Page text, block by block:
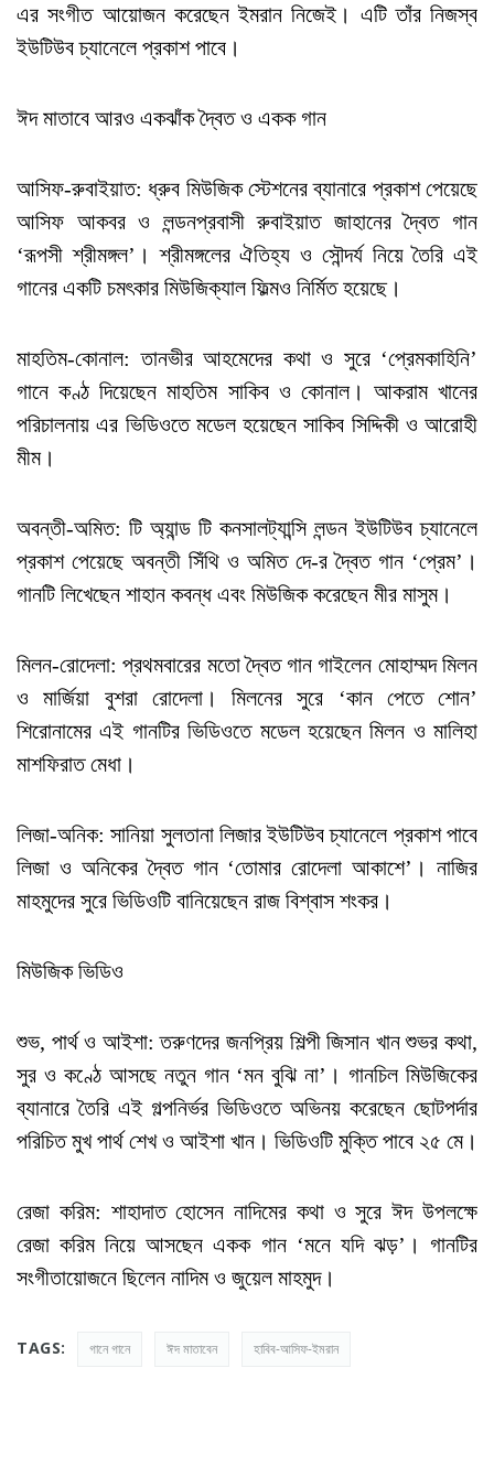
এর সংগীত আয়োজন করেছেন ইমরান নিজেই। এটি তাঁর নিজস্ব
ইউটিউব চ্যানেলে প্রকাশ পাবে।
ঈদ মাতাবে আরও একঝাঁক দ্বৈত ও একক গান
আসিফ-রুবাইয়াত: ধ্রুব মিউজিক স্টেশনের ব্যানারে প্রকাশ পেয়েছে
আসিফ আকবর ও লন্ডনপ্রবাসী রুবাইয়াত জাহানের দ্বৈত গান
‘রূপসী শ্রীমঙ্গল’। শ্রীমঙ্গলের ঐতিহ্য ও সৌন্দর্য নিয়ে তৈরি এই
গানের একটি চমৎকার মিউজিক্যাল ফিল্মও নির্মিত হয়েছে।
মাহতিম-কোনাল: তানভীর আহমেদের কথা ও সুরে ‘প্রেমকাহিনি’
গানে কণ্ঠ দিয়েছেন মাহতিম সাকিব ও কোনাল। আকরাম খানের
পরিচালনায় এর ভিডিওতে মডেল হয়েছেন সাকিব সিদ্দিকী ও আরোহী
মীম।
অবন্তী-অমিত: টি অ্যান্ড টি কনসালট্যান্সি লন্ডন ইউটিউব চ্যানেলে
প্রকাশ পেয়েছে অবন্তী সিঁথি ও অমিত দে-র দ্বৈত গান ‘প্রেম’।
গানটি লিখেছেন শাহান কবন্ধ এবং মিউজিক করেছেন মীর মাসুম।
মিলন-রোদেলা: প্রথমবারের মতো দ্বৈত গান গাইলেন মোহাম্মদ মিলন
ও মার্জিয়া বুশরা রোদেলা। মিলনের সুরে ‘কান পেতে শোন’
শিরোনামের এই গানটির ভিডিওতে মডেল হয়েছেন মিলন ও মালিহা
মাশফিরাত মেধা।
লিজা-অনিক: সানিয়া সুলতানা লিজার ইউটিউব চ্যানেলে প্রকাশ পাবে
লিজা ও অনিকের দ্বৈত গান ‘তোমার রোদেলা আকাশে’। নাজির
মাহমুদের সুরে ভিডিওটি বানিয়েছেন রাজ বিশ্বাস শংকর।
মিউজিক ভিডিও
শুভ, পার্থ ও আইশা: তরুণদের জনপ্রিয় শিল্পী জিসান খান শুভর কথা,
সুর ও কণ্ঠে আসছে নতুন গান ‘মন বুঝি না’। গানচিল মিউজিকের
ব্যানারে তৈরি এই গল্পনির্ভর ভিডিওতে অভিনয় করেছেন ছোটপর্দার
পরিচিত মুখ পার্থ শেখ ও আইশা খান। ভিডিওটি মুক্তি পাবে ২৫ মে।
রেজা করিম: শাহাদাত হোসেন নাদিমের কথা ও সুরে ঈদ উপলক্ষে
রেজা করিম নিয়ে আসছেন একক গান ‘মনে যদি ঝড়’। গানটির
সংগীতায়োজনে ছিলেন নাদিম ও জুয়েল মাহমুদ।
TAGS: গানে গানে ঈদ মাতাবেন হাবিব-আসিফ-ইমরান